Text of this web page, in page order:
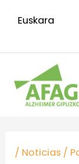
Euskara
/ Noticias /
entradas